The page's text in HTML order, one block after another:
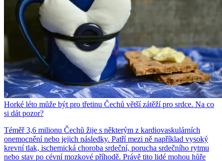
Horké léto může být pro třetinu Čechů větší zátěží pro srdce. Na co
si dát pozor?
Téměř 3,6 milionu Čechů žije s některým z kardiovaskulárních
onemocnění nebo jejich následky. Patří mezi ně například vysoký
krevní tlak, ischemická choroba srdeční, porucha srdečního rytmu
nebo stav po cévní mozkové příhodě. Právě tito lidé mohou hůře